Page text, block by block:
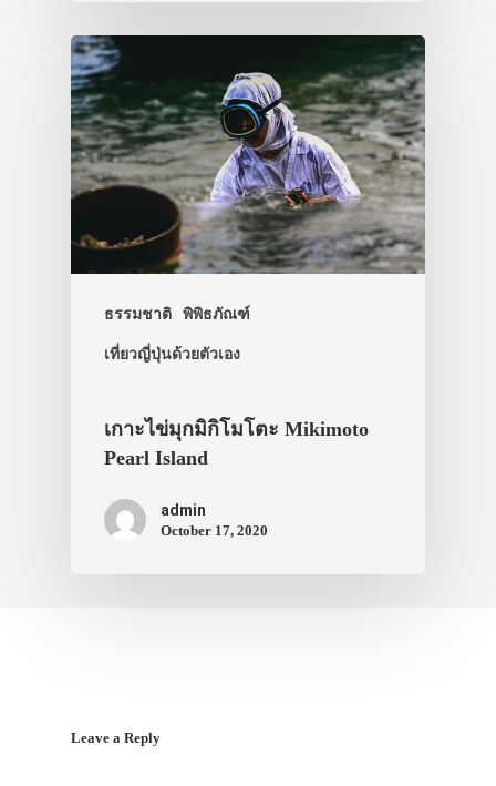
ธรรมชาติ พิพิธภัณฑ์
เที่ยวญี่ปุ่นด้วยตัวเอง
เกาะไข่มุกมิกิโมโตะ Mikimoto
Pearl Island
admin
October 17, 2020
Leave a Reply
เดินทาง
ทัวร์
ที่พัก
สาระน่ารู้
VIDEO
ภาพประทับใจ